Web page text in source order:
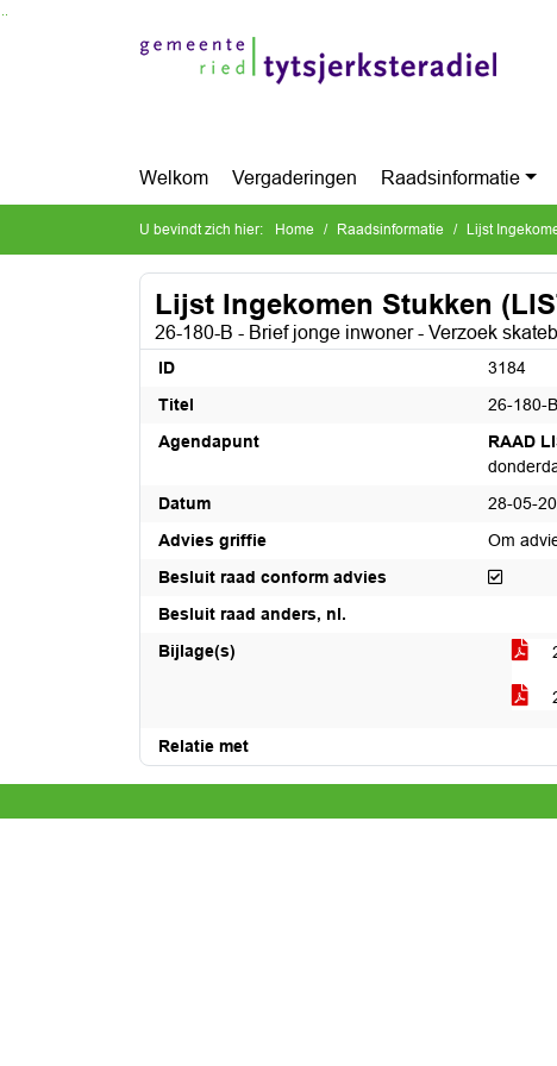
Welkom Vergaderingen Raadsinformatie
U bevindt zich hier: Home Raadsinformatie Lijst
Lijst Ingekomen Stukken
26-180-B - Brief jonge inwoner - Verzoek
ID
3184
Titel
26-180-
Agendapunt
RAAD
Datum
28-05-
Advies griffie
Om
Besluit raad conform advies
Besluit
Besluit raad anders, nl.
Bijlage(s)
Relatie met